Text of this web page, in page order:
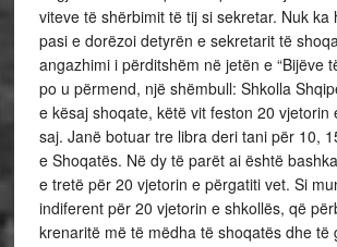
viteve të shërbimit të tij si sekretar. Nuk ka
pasi e dorëzoi detyrën e sekretarit të
angazhimi i përditshëm në jetën e “Bijëve
po u përmend, një shëmbull: Shkolla
e kësaj shoqate, këtë vit feston 20 vjetorin
saj. Janë botuar tre libra deri tani për 10,
e Shoqatës. Në dy të parët ai është
e tretë për 20 vjetorin e përgatiti vet. Si
indiferent për 20 vjetorin e shkollës, që
krenaritë më të mëdha të shoqatës dhe të